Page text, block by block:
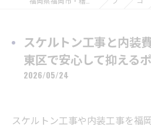
スケルトン工事と内装
東区で安心して抑える
2026/05/24
スケルトン工事や内装工事を福